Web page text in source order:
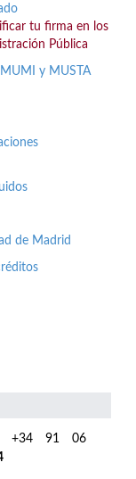
tu firma en los
Pública
y MUSTA
de Madrid
91 06